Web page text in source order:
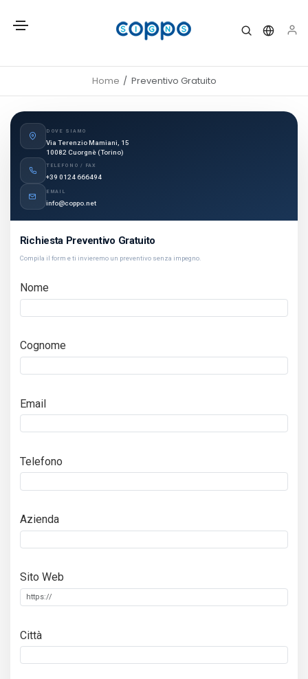
Home Preventivo Gratuito
DOVE SIAMO
Via Terenzio Mamiani, 15
10082 Cuorgnè (Torino)
TELEFONO / FAX
+39 0124 666494
EMAIL
info@coppo.net
Richiesta Preventivo Gratuito
Compila il form e ti invieremo un preventivo senza impegno.
Nome
Cognome
Email
Telefono
Azienda
Sito Web
Città